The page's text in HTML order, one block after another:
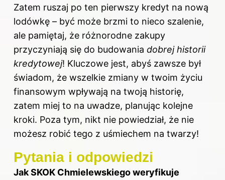
Zatem ruszaj po ten pierwszy kredyt na nową
lodówkę – być może brzmi to nieco szalenie,
ale pamiętaj, że różnorodne zakupy
przyczyniają się do budowania dobrej historii
kredytowej! Kluczowe jest, abyś zawsze był
świadom, że wszelkie zmiany w twoim życiu
finansowym wpływają na twoją historię,
zatem miej to na uwadze, planując kolejne
kroki. Poza tym, nikt nie powiedział, że nie
możesz robić tego z uśmiechem na twarzy!
Pytania i odpowiedzi
Jak SKOK Chmielewskiego weryfikuje